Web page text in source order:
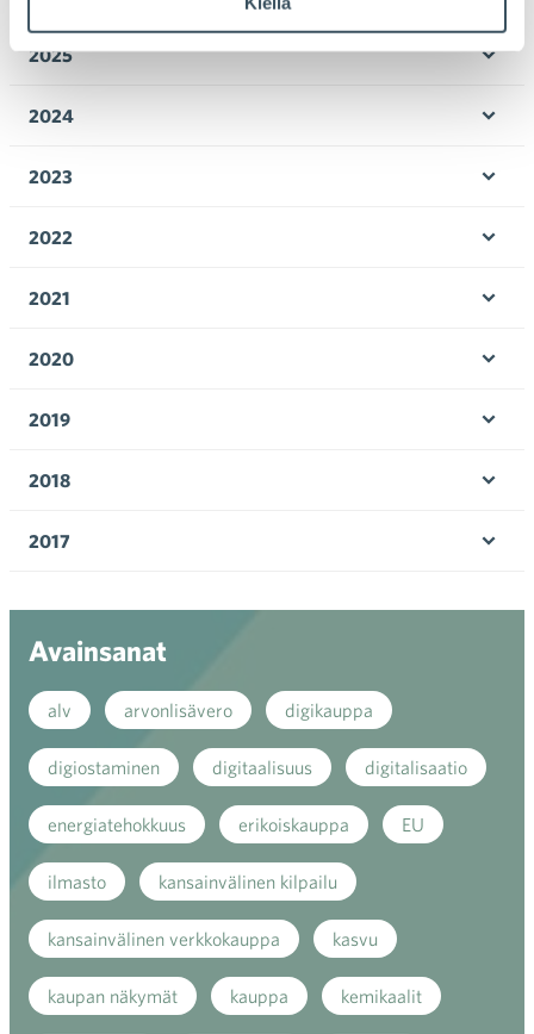
2025
2024
2023
2022
2021
2020
2019
2018
2017
Avainsanat
alv arvonlisävero digikauppa
digiostaminen digitaalisuus digitalisaatio
energiatehokkuus erikoiskauppa EU
ilmasto kansainvälinen kilpailu
kansainvälinen verkkokauppa kasvu
kaupan näkymät kauppa kemikaalit